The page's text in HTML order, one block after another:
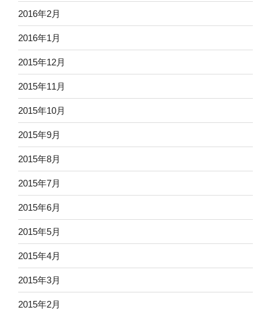
2016年2月
2016年1月
2015年12月
2015年11月
2015年10月
2015年9月
2015年8月
2015年7月
2015年6月
2015年5月
2015年4月
2015年3月
2015年2月